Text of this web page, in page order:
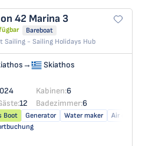
42 Marina 3
Bareboat
Sailing - Sailing Holidays Hub
→ Skiathos
Kabinen:6
12 Badezimmer:6
Boot Generator Water maker
Air